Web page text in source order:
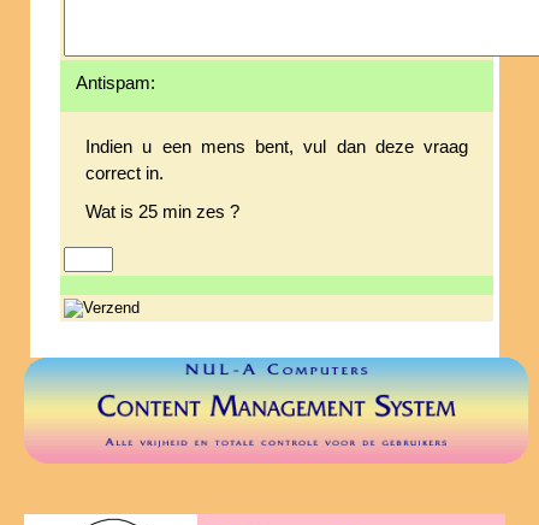
Antispam:
Indien u een mens bent, vul dan deze vraag
correct in.
Wat is 25 min zes ?